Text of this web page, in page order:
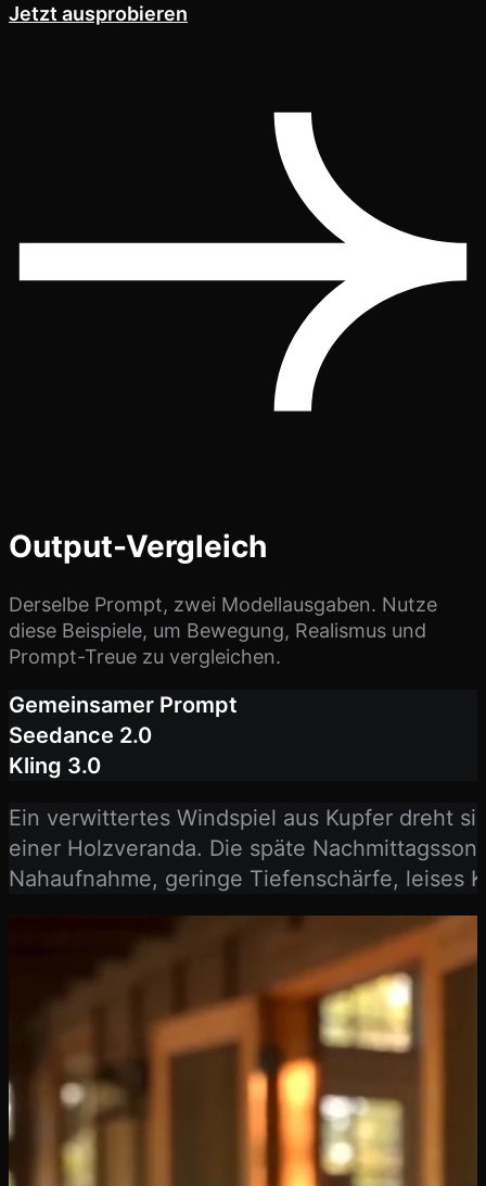
Jetzt ausprobieren
Output-Vergleich
Derselbe Prompt, zwei Modellausgaben. Nutze
diese Beispiele, um Bewegung, Realismus und
Prompt-Treue zu vergleichen.
Gemeinsamer Prompt
Seedance 2.0
Kling 3.0
Ein verwittertes Windspiel aus Kupfer dreht
einer Holzveranda. Die späte
Nahaufnahme, geringe Tiefenschärfe, leises